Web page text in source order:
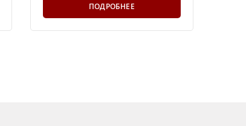
ПОДРОБНЕЕ